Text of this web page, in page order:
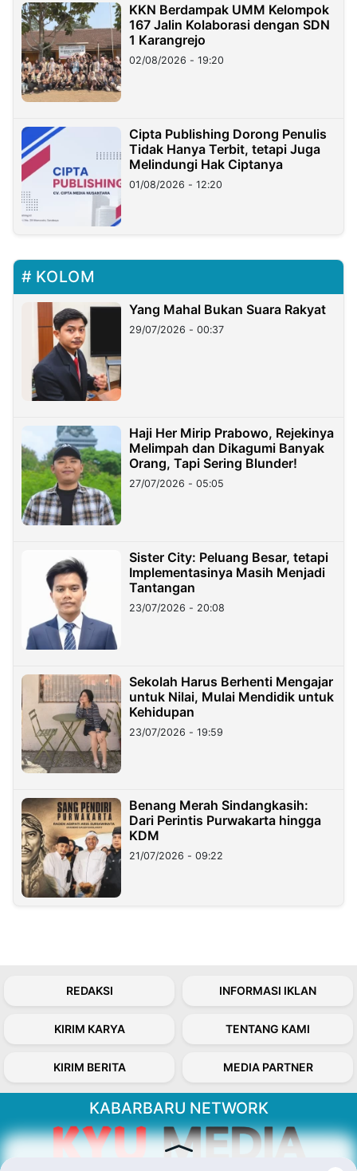
KKN Berdampak UMM Kelompok
167 Jalin Kolaborasi dengan SDN
1 Karangrejo
02/08/2026 - 19:20
Cipta Publishing Dorong Penulis
Tidak Hanya Terbit, tetapi Juga
Melindungi Hak Ciptanya
01/08/2026 - 12:20
KOLOM
Yang Mahal Bukan Suara Rakyat
29/07/2026 - 00:37
Haji Her Mirip Prabowo, Rejekinya
Melimpah dan Dikagumi Banyak
Orang, Tapi Sering Blunder!
27/07/2026 - 05:05
Sister City: Peluang Besar, tetapi
Implementasinya Masih Menjadi
Tantangan
23/07/2026 - 20:08
Sekolah Harus Berhenti Mengajar
untuk Nilai, Mulai Mendidik untuk
Kehidupan
23/07/2026 - 19:59
Benang Merah Sindangkasih:
Dari Perintis Purwakarta hingga
KDM
21/07/2026 - 09:22
REDAKSI INFORMASI IKLAN
KIRIM KARYA TENTANG KAMI
KIRIM BERITA MEDIA PARTNER
KABARBARU NETWORK